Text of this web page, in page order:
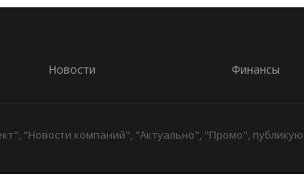
Новости Финансы
"Новости компаний", "Актуально", "Промо",